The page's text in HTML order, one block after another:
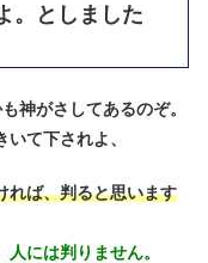
。としました
神がさしてあるのぞ。
て下されよ、
れば、判ると思います
には判りません。